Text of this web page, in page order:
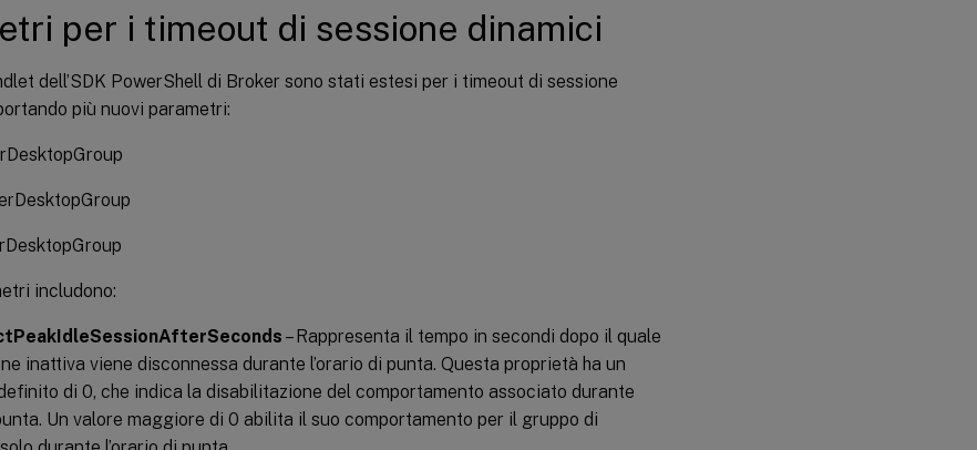
per i timeout di sessione dinamici
dell’SDK PowerShell di Broker sono stati estesi per i timeout di sessione
più nuovi parametri:
includono:
– Rappresenta il tempo in secondi dopo il quale
inattiva viene disconnessa durante l’orario di punta. Questa proprietà ha un
di 0, che indica la disabilitazione del comportamento associato durante
Un valore maggiore di 0 abilita il suo comportamento per il gruppo di